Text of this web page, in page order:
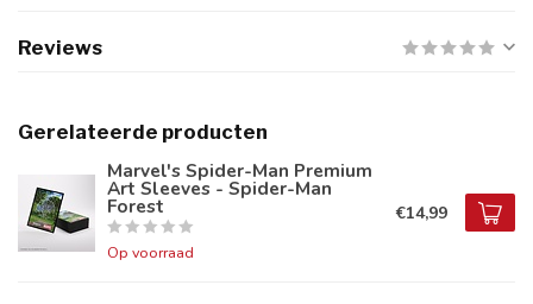
Reviews
Gerelateerde producten
Marvel's Spider-Man Premium
Art Sleeves - Spider-Man
Forest
Op voorraad
€14,99